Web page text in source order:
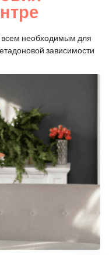
необходимым для
зависимости